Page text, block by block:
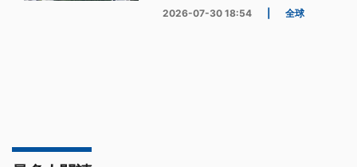
2026-07-30 18:54 全球